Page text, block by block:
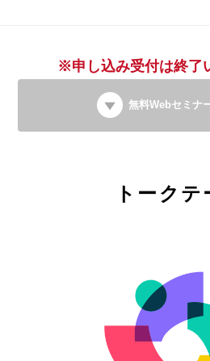
※申し込み受付は終了
無料Webセミナ
トークテ